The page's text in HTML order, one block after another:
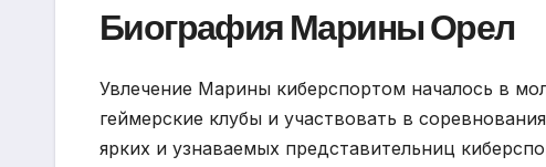
Биография Марины Орел
Увлечение Марины киберспортом началось в
геймерские клубы и участвовать в
ярких и узнаваемых представительниц